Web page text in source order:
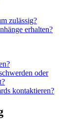
zulässig?
erhalten?
oder
kontaktieren?